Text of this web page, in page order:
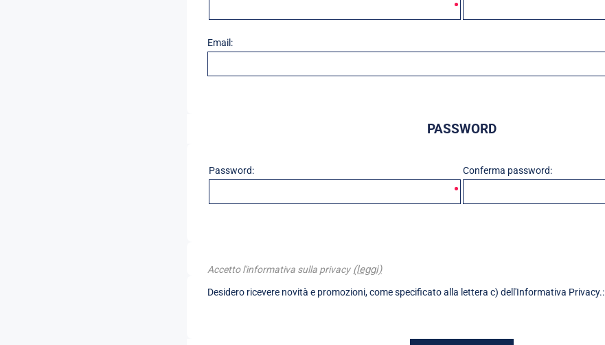
Email:
Desidero ricevere novità e promozioni, come specificato alla lettera c) dell'Informativa Privacy.:
PASSWORD
Password: Conferma password:
Accetto l'informativa sulla privacy (leggi)